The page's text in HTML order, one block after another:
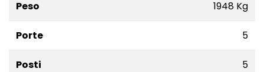
Peso 1948 Kg
Porte 5
Posti 5